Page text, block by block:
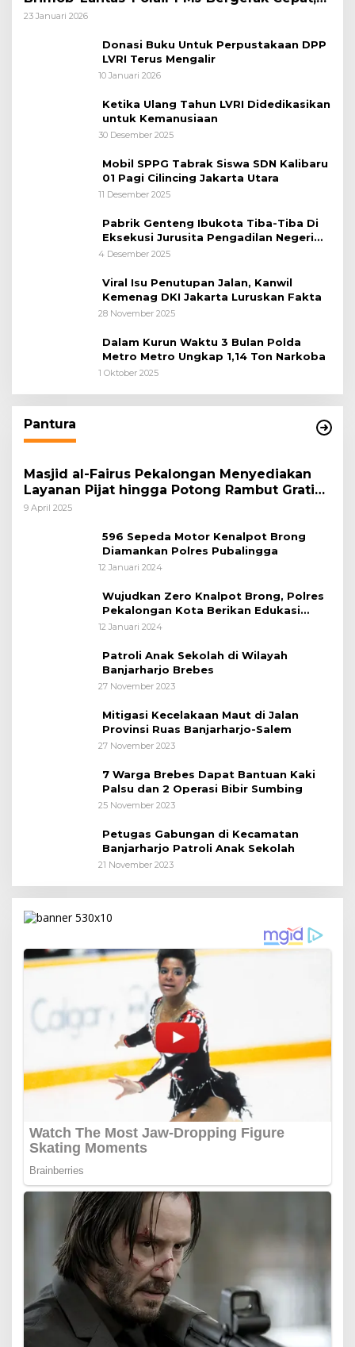
Polri Siagakan 128.247 Personel Secara
23 Januari 2026
Donasi Buku Untuk Perpustakaan DPP
LVRI Terus Mengalir
10 Januari 2026
Ketika Ulang Tahun LVRI Didedikasikan
untuk Kemanusiaan
30 Desember 2025
Mobil SPPG Tabrak Siswa SDN Kalibaru
01 Pagi Cilincing Jakarta Utara
11 Desember 2025
Pabrik Genteng Ibukota Tiba-Tiba Di
Eksekusi Jurusita Pengadilan Negeri
Tangerang, Diduga Cacat Hukum Sejak
4 Desember 2025
Viral Isu Penutupan Jalan, Kanwil
Kemenag DKI Jakarta Luruskan Fakta
28 November 2025
Dalam Kurun Waktu 3 Bulan Polda
Metro Metro Ungkap 1,14 Ton Narkoba
1 Oktober 2025
Pantura
Masjid al-Fairus Pekalongan Menyediakan
Layanan Pijat hingga Potong Rambut Gratis
bagi Pemudik Lebaran 2025
9 April 2025
596 Sepeda Motor Kenalpot Brong
Diamankan Polres Pubalingga
12 Januari 2024
Wujudkan Zero Knalpot Brong, Polres
Pekalongan Kota Berikan Edukasi
Kepada Pelajar
12 Januari 2024
Patroli Anak Sekolah di Wilayah
Banjarharjo Brebes
27 November 2023
Mitigasi Kecelakaan Maut di Jalan
Provinsi Ruas Banjarharjo-Salem
27 November 2023
7 Warga Brebes Dapat Bantuan Kaki
Palsu dan 2 Operasi Bibir Sumbing
25 November 2023
Petugas Gabungan di Kecamatan
Banjarharjo Patroli Anak Sekolah
21 November 2023